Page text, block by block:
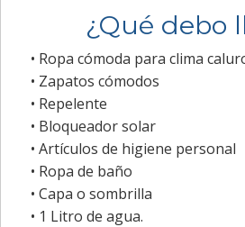
¿Qué debo
• Ropa cómoda para clima
• Zapatos cómodos
• Repelente
• Bloqueador solar
• Artículos de higiene personal
• Ropa de baño
• Capa o sombrilla
• 1 Litro de agua.